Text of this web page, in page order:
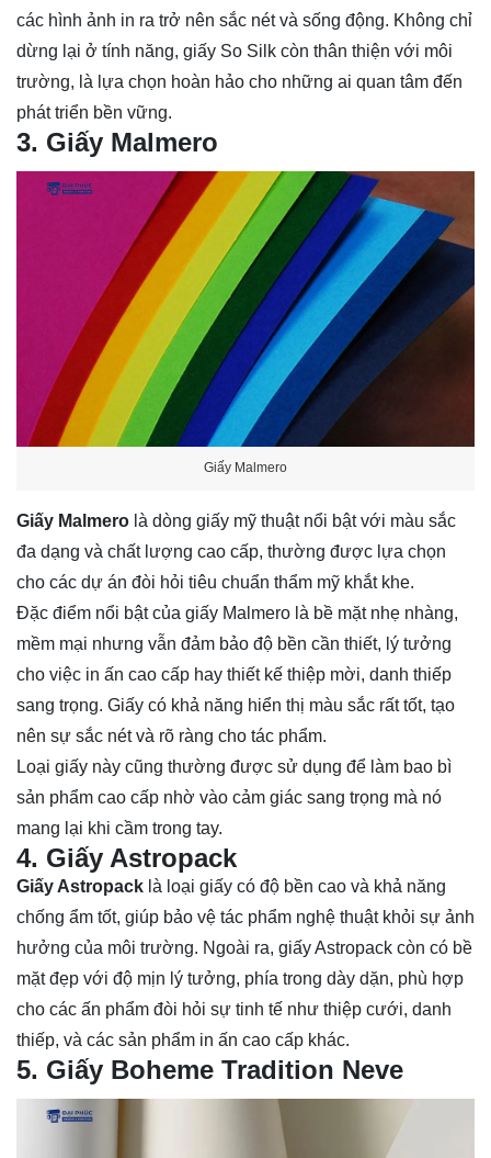
các hình ảnh in ra trở nên sắc nét và sống động. Không chỉ
dừng lại ở tính năng, giấy So Silk còn thân thiện với môi
trường, là lựa chọn hoàn hảo cho những ai quan tâm đến
phát triển bền vững.
3. Giấy Malmero
Giấy Malmero
Giấy Malmero là dòng giấy mỹ thuật nổi bật với màu sắc
đa dạng và chất lượng cao cấp, thường được lựa chọn
cho các dự án đòi hỏi tiêu chuẩn thẩm mỹ khắt khe.
Đặc điểm nổi bật của giấy Malmero là bề mặt nhẹ nhàng,
mềm mại nhưng vẫn đảm bảo độ bền cần thiết, lý tưởng
cho việc in ấn cao cấp hay thiết kế thiệp mời, danh thiếp
sang trọng. Giấy có khả năng hiển thị màu sắc rất tốt, tạo
nên sự sắc nét và rõ ràng cho tác phẩm.
Loại giấy này cũng thường được sử dụng để làm bao bì
sản phẩm cao cấp nhờ vào cảm giác sang trọng mà nó
mang lại khi cầm trong tay.
4. Giấy Astropack
Giấy Astropack là loại giấy có độ bền cao và khả năng
chống ẩm tốt, giúp bảo vệ tác phẩm nghệ thuật khỏi sự ảnh
hưởng của môi trường. Ngoài ra, giấy Astropack còn có bề
mặt đẹp với độ mịn lý tưởng, phía trong dày dặn, phù hợp
cho các ấn phẩm đòi hỏi sự tinh tế như thiệp cưới, danh
thiếp, và các sản phẩm in ấn cao cấp khác.
5. Giấy Boheme Tradition Neve